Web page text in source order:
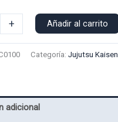
+ Añadir al carrito
Categoría: Jujutsu Kaisen
adicional